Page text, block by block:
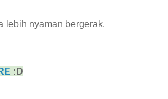
lebih nyaman bergerak.
:D